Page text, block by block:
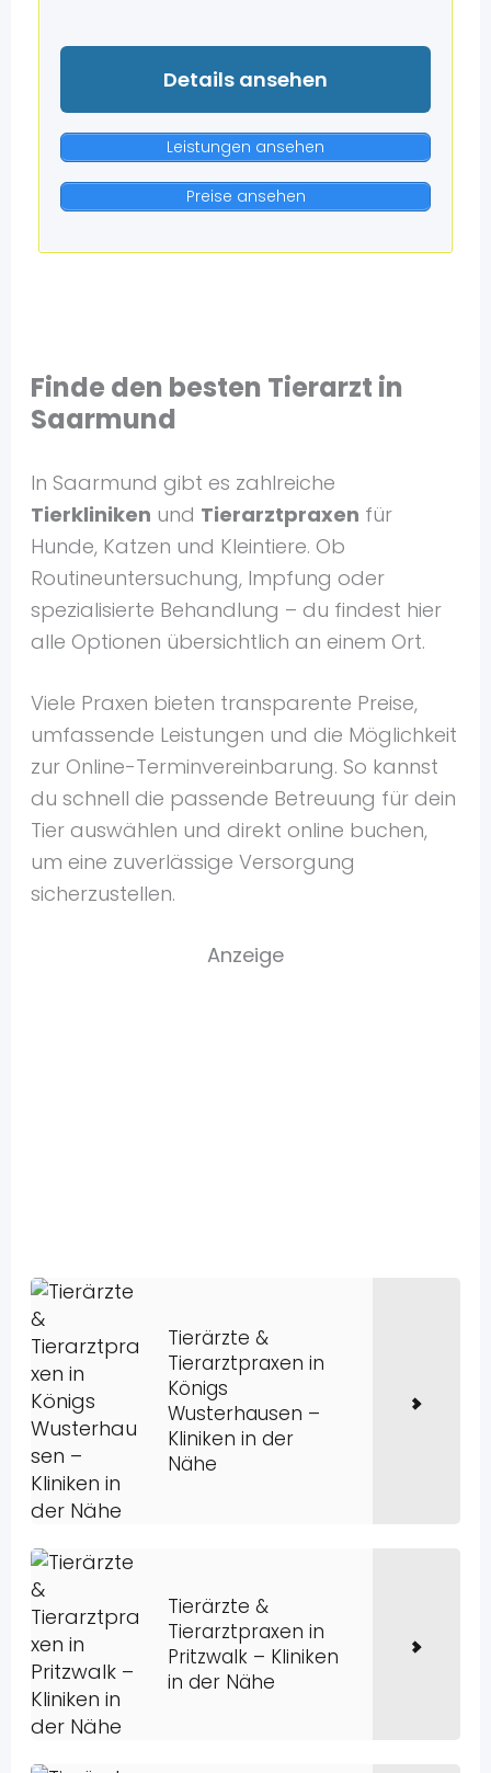
Details ansehen
Leistungen ansehen
Preise ansehen
Finde den besten Tierarzt in
Saarmund
In Saarmund gibt es zahlreiche
Tierkliniken und Tierarztpraxen für
Hunde, Katzen und Kleintiere. Ob
Routineuntersuchung, Impfung oder
spezialisierte Behandlung – du findest hier
alle Optionen übersichtlich an einem Ort.
Viele Praxen bieten transparente Preise,
umfassende Leistungen und die Möglichkeit
zur Online-Terminvereinbarung. So kannst
du schnell die passende Betreuung für dein
Tier auswählen und direkt online buchen,
um eine zuverlässige Versorgung
sicherzustellen.
Anzeige
Tierärzte &
Tierarztpraxen in
Königs
Wusterhausen –
Kliniken in der
Nähe
Tierärzte &
Tierarztpraxen in
Pritzwalk – Kliniken
in der Nähe